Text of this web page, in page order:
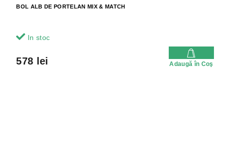
BOL ALB DE PORTELAN MIX & MATCH
In stoc
578 lei Adaugă în Coş